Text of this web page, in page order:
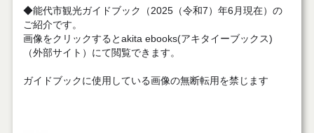
◆能代市観光ガイドブック（2025（令和7）年6月現在）の
ご紹介です。
画像をクリックするとakita ebooks(アキタイーブックス)
（外部サイト）にて閲覧できます。
ガイドブックに使用している画像の無断転用を禁じます